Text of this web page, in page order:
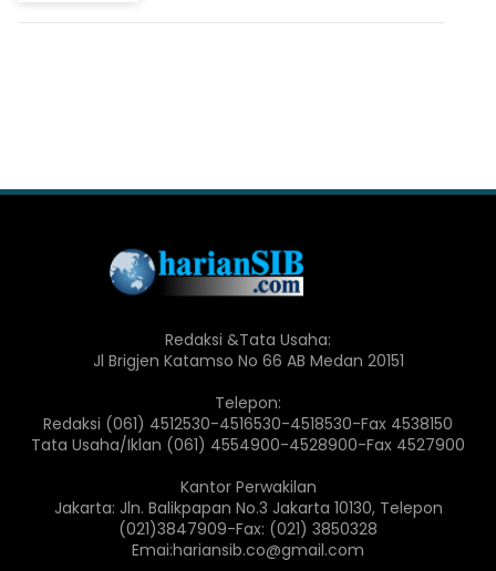
Redaksi &Tata Usaha:
Jl Brigjen Katamso No 66 AB Medan 20151
Telepon:
Redaksi (061) 4512530-4516530-4518530-Fax 4538150
Tata Usaha/Iklan (061) 4554900-4528900-Fax 4527900
Kantor Perwakilan
Jakarta: Jln. Balikpapan No.3 Jakarta 10130, Telepon
(021)3847909-Fax: (021) 3850328
Emai:hariansib.co@gmail.com